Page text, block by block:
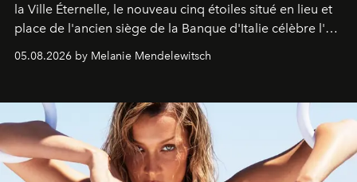
la Ville Éternelle, le nouveau cinq étoiles situé en lieu et
place de l'ancien siège de la Banque d'Italie célèbre l'art
05.08.2026 by Melanie Mendelewitsch